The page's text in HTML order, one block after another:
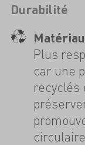
Durabilité
Plus
car une
recyclés